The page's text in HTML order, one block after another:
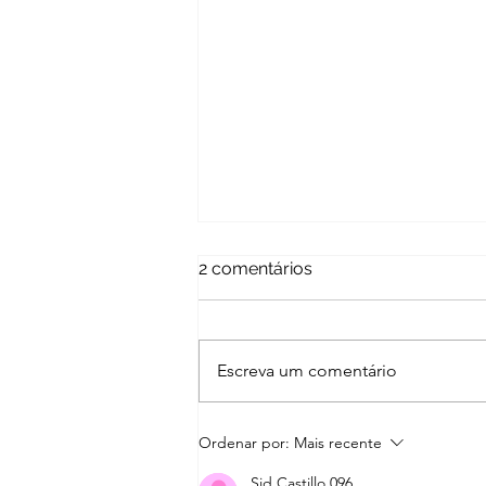
Águas Vermelhas | Atacília
Costa Reis*
2 comentários
Escreva um comentário
Ordenar por: Mais recente